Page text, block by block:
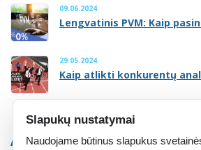
09.06.2024
Lengvatinis PVM: Kaip
29.05.2024
Kaip atlikti konkurentų
ATMINTINĖ
Slapukų nustatymai
Naudojame būtinus slapukus